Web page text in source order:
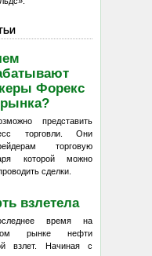
Форекс
представить
торговли. Они
торговую
которой можно
сделки.
взлетела
время на
рынке нефти
взлет. Начиная с